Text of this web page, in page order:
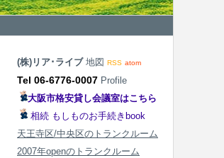
(株)リア･ライブ 地図 RSS atom
Tel 06-6776-0007 Profile
大阪市格安貸し会議室はこちら
相続 もしものお手続きbook
天王寺区/中央区のトランクルーム
2007年openのトランクルーム